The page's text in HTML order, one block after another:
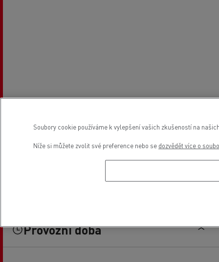
Provozní doba
Soubory cookie používáme k vylepšení vašich zkušeností na
Níže si můžete zvolit své preference nebo se dozvědět více o